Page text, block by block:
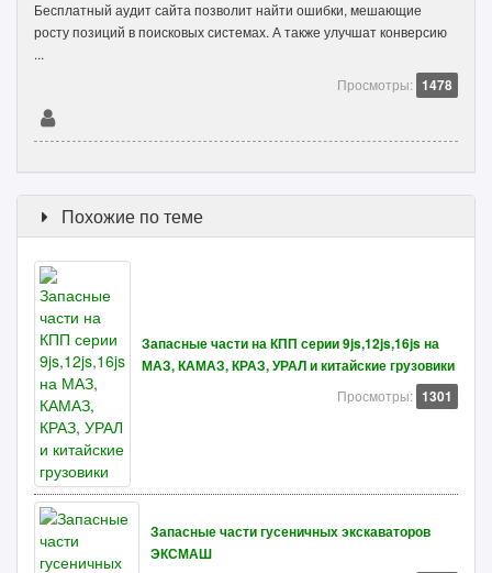
Бесплатный аудит сайта позволит найти ошибки, мешающие
росту позиций в поисковых системах. А также улучшат конверсию
...
Просмотры: 1478
Похожие по теме
Запасные части на КПП серии 9js,12js,16js на
МАЗ, КАМАЗ, КРАЗ, УРАЛ и китайские грузовики
Просмотры: 1301
Запасные части гусеничных экскаваторов
ЭКСМАШ